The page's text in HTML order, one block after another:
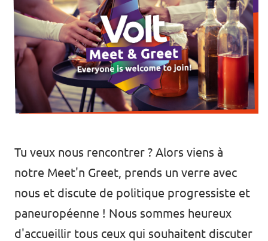
🇳🇱 Volt Nederland
🇦🇹 Volt Österreich
🇬🇧 Volt UK
... et bien plus encore !
Devenir membre
Faire un don
Volt Shop (merch)
Volt Luxembourg Internal
Tu veux nous rencontrer ? Alors viens à
notre Meet'n Greet, prends un verre avec
nous et discute de politique progressiste et
paneuropéenne ! Nous sommes heureux
d'accueillir tous ceux qui souhaitent discuter